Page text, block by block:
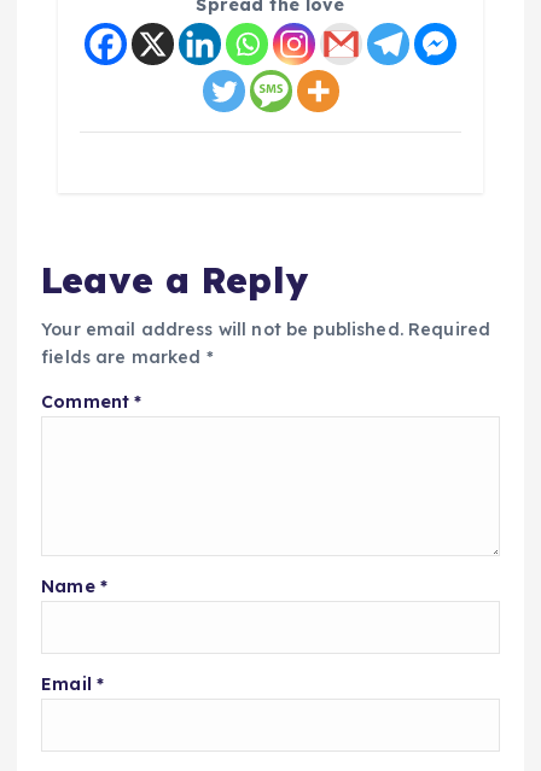
Spread the love
Leave a Reply
Your email address will not be published. Required
fields are marked *
Comment*
Name *
Email *